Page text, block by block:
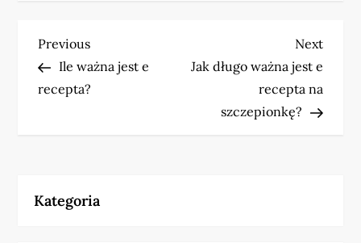
N
a
g
Previous
Post
Previous
Ile ważna jest e
recepta?
Next
Post
Next
Jak długo ważna jest e
recepta na
szczepionkę?
Kategoria